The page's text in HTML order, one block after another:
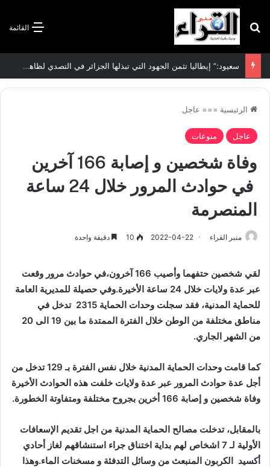
القائمة بحث عن
سعيود:” إيطاليا تثمن الجهود التي تبذلها الجزائر في التصدي لظاهرة الهجرة غير الشرعية”
الرئيسية === عاجل
عاجل منوعات
وفاة شخصين و إصابة 166 آخرين
في حوادث المرور خلال 24 ساعة
المنصرمة
منبر القراء 2022-04-22
10 دقيقة واحدة
لقي شخصين حتفهما وأصيب 166 آخرون،في حوادث مرور وقعت
عبر عدة ولايات خلال 24 ساعة الأخيرة.وفي حصيلة للمديرية العامة
للحماية المدنية، فقد سجلت وحدات الحماية 2315 تدخل في
مناطق مختلفة من الوطن خلال الفترة الممتدة ما بين 19 الى 20
من الشهر الجاري.
كما قامت وحدات الحماية المدنية خلال نفس الفترة بـ 129 تدخل من
أجل عدة حوادث المرور عبر عدة ولايات خلفت هذه الحوادث الأخيرة
وفاة شخصين و إصابة 166 أخرين بجروح مختلفة ومتفاوتة الخطورة.
بالمقابل، تدخلت مصالح الحماية المدنية من اجل تقديم الإسعافات
الأولية لـ 7 اشخاص لهم بداية اختناق جراء استنشاقهم لغاز أحادي
أكسيد الكربون المنبعث من وسائل التدفئة و مسخنات الماء.وهذا